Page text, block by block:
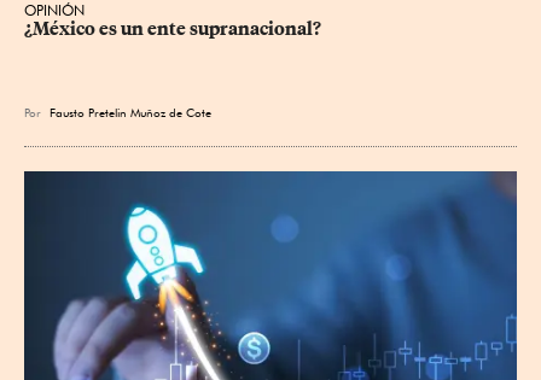
OPINIÓN
¿México es un ente supranacional?
Por Fausto Pretelin Muñoz de Cote